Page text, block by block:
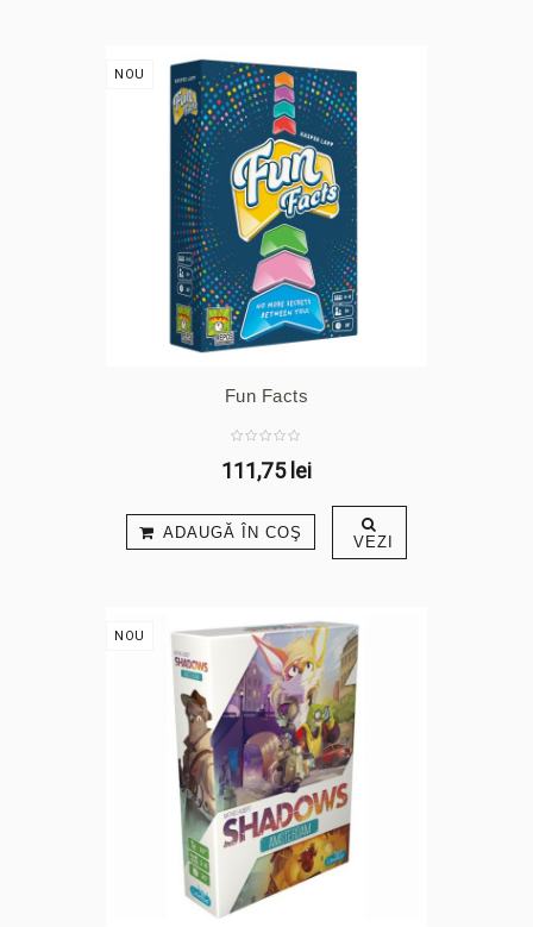
NOU
Fun Facts
111,75 lei
ADAUGĂ ÎN COŞ VEZI
NOU